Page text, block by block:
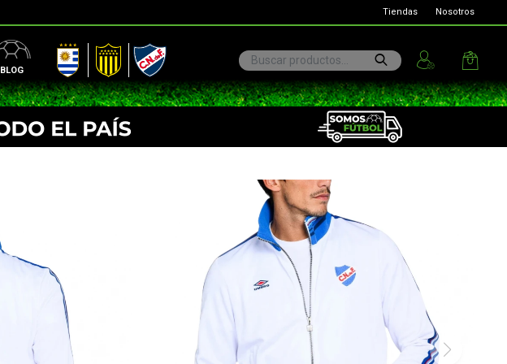
BLOG
AUF Peñarol Nacional
Tiendas Nosotros